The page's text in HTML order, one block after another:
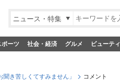
ニュース・特集
ポーツ 社会・経済 グルメ ビューティ
き苦しくてすみません」 コメント